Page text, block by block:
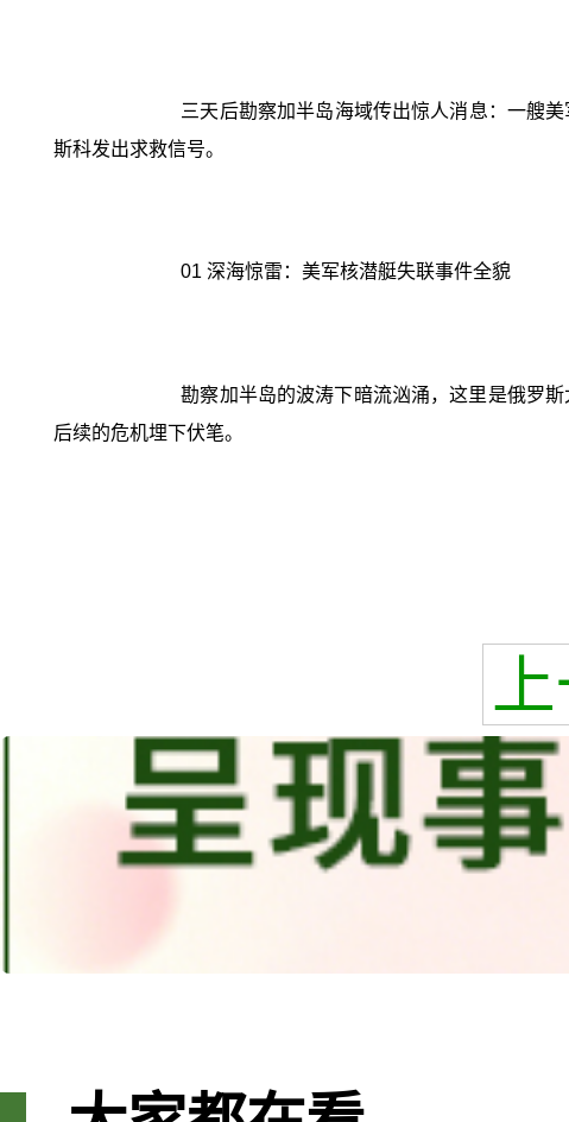
三天后勘察加半岛海域传出惊人消息：一艘
斯科发出求救信号。
01 深海惊雷：美军核潜艇失联事件全貌
勘察加半岛的波涛下暗流汹涌，这里是俄罗
后续的危机埋下伏笔。